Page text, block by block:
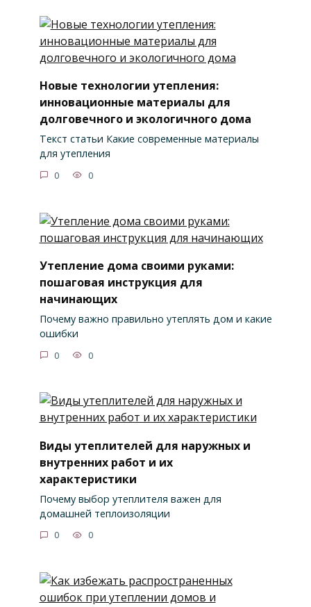
Новые технологии утепления:
инновационные материалы для
долговечного и экологичного дома
Текст статьи Какие современные материалы
для утепления
0 0
Утепление дома своими руками:
пошаговая инструкция для
начинающих
Почему важно правильно утеплять дом и какие
ошибки
0 0
Виды утеплителей для наружных и
внутренних работ и их
характеристики
Почему выбор утеплителя важен для
домашней теплоизоляции
0 0